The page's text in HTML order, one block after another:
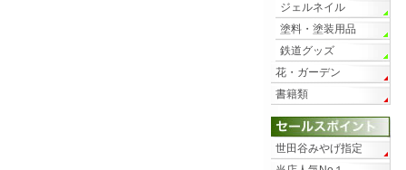
ジェルネイル
塗料・塗装用品
鉄道グッズ
花・ガーデン
書籍類
世田谷みやげ指定